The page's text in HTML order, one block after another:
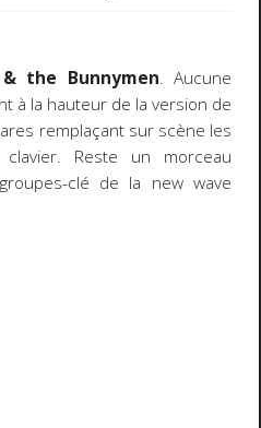
the Bunnymen. Aucune
à la hauteur de la version de
remplaçant sur scène les
Reste un morceau
clé de la new wave